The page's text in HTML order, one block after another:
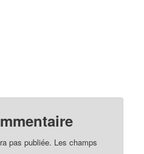
pas publiée. Les champs